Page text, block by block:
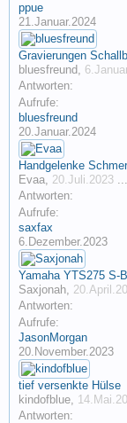
ppue
21.Januar.2024
Gravierungen
bluesfreund,
Antworten:
Aufrufe:
bluesfreund
20.Januar.2024
Handgelenke
Evaa, 20.Juli.2023 ...
Antworten:
Aufrufe:
saxfax
6.Dezember.2023
Yamaha YTS275 S-
Saxjonah,
Antworten:
Aufrufe:
JasonMorgan
20.November.2023
tief versenkte Hülse
kindofblue,
Antworten: